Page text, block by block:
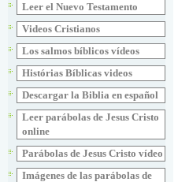
Leer el Nuevo Testamento
Videos Cristianos
Los salmos bíblicos vídeos
Histórias Bíblicas videos
Descargar la Biblia en español
Leer parábolas de Jesus Cristo
online
Parábolas de Jesus Cristo vídeo
Imágenes de las parábolas de